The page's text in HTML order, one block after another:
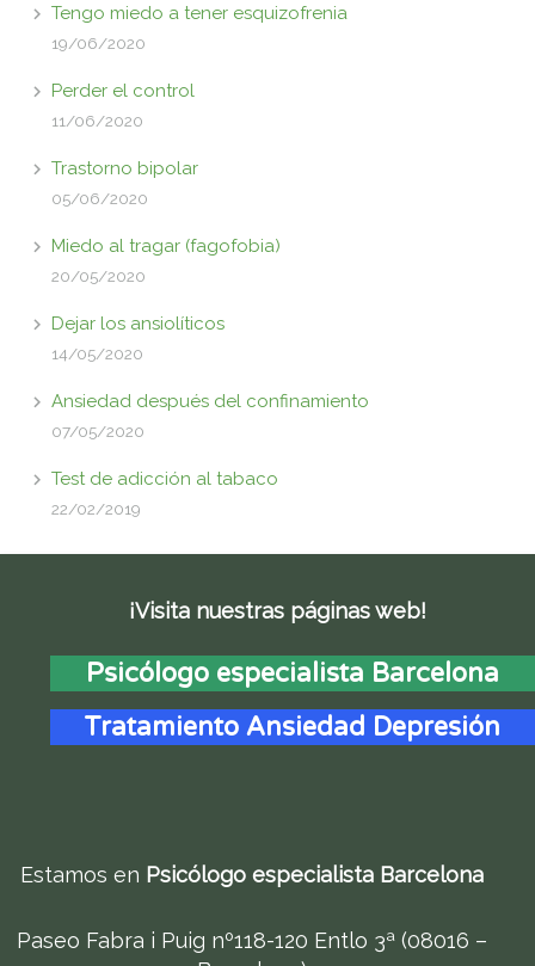
Tengo miedo a tener esquizofrenia
19/06/2020
Perder el control
11/06/2020
Trastorno bipolar
05/06/2020
Miedo al tragar (fagofobia)
20/05/2020
Dejar los ansiolíticos
14/05/2020
Ansiedad después del confinamiento
07/05/2020
Test de adicción al tabaco
22/02/2019
¡Visita nuestras páginas web!
Psicólogo especialista Barcelona
Tratamiento Ansiedad Depresión
Estamos en Psicólogo especialista Barcelona
Paseo Fabra i Puig nº118-120 Entlo 3ª (08016 –